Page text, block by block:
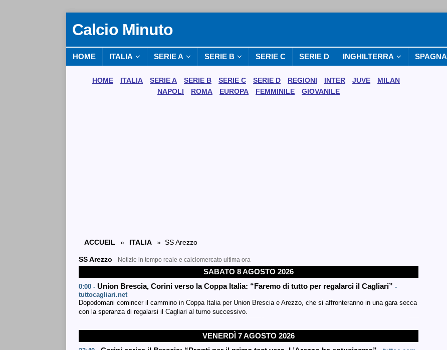
Calcio Minuto
HOME ITALIA SERIE A SERIE B SERIE C SERIE D INGHILTERRA SPAGNA
HOME ITALIA SERIE A SERIE B SERIE C SERIE D REGIONI INTER JUVE
MILAN
NAPOLI
ROMA EUROPA FEMMINILE GIOVANILE
ACCUEIL » ITALIA » SS Arezzo
SS Arezzo - Notizie in tempo reale e calciomercato ultima ora
SABATO 8 AGOSTO 2026
0:00 - Union Brescia, Corini verso la Coppa Italia: “Faremo di tutto per regalarci il Cagliari” -
tuttocagliari.net
Dopodomani comincer il cammino in Coppa Italia per Union Brescia e Arezzo, che si affronteranno in una gara secca
con la speranza di regalarsi il Cagliari al turno successivo.
VENERDÌ 7 AGOSTO 2026